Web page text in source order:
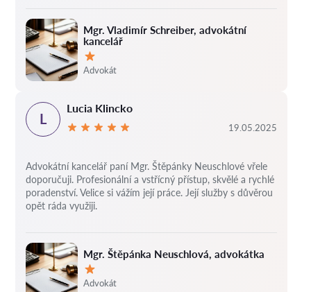
Mgr. Vladimír Schreiber, advokátní
kancelář
Hodnocení:
Advokát
Mgr. Štěpánka Neuschlová, advokátka
Hodnocení:
Advokát
L
Lucia Klincko
19.05.2025
Advokátní kancelář paní Mgr. Štěpánky Neuschlové vřele
doporučuji. Profesionální a vstřícný přístup, skvělé a rychlé
poradenství. Velice si vážím její práce. Její služby s důvěrou
opět ráda využiji.